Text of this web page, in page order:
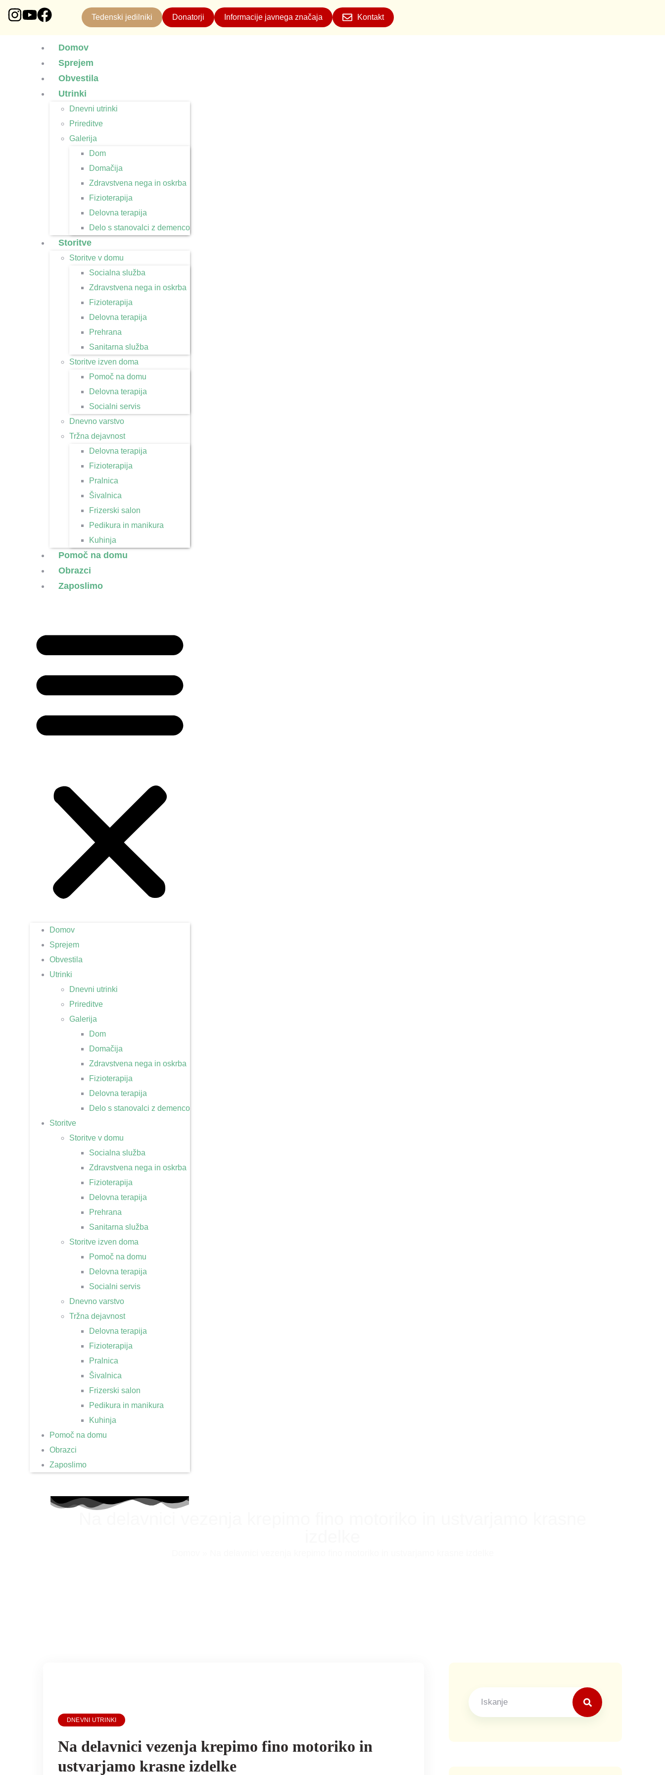
Tedenski jedilniki Donatorji Informacije javnega značaja Kontakt
Domov
Sprejem
Obvestila
Utrinki
Dnevni utrinki
Prireditve
Galerija
Dom
Domačija
Zdravstvena nega in oskrba
Fizioterapija
Delovna terapija
Delo s stanovalci z demenco
Storitve
Storitve v domu
Socialna služba
Zdravstvena nega in oskrba
Fizioterapija
Delovna terapija
Prehrana
Sanitarna služba
Storitve izven doma
Pomoč na domu
Delovna terapija
Socialni servis
Dnevno varstvo
Tržna dejavnost
Delovna terapija
Fizioterapija
Pralnica
Šivalnica
Frizerski salon
Pedikura in manikura
Kuhinja
Pomoč na domu
Obrazci
Zaposlimo
Domov
Sprejem
Obvestila
Utrinki
Dnevni utrinki
Prireditve
Galerija
Dom
Domačija
Zdravstvena nega in oskrba
Fizioterapija
Delovna terapija
Delo s stanovalci z demenco
Storitve
Storitve v domu
Socialna služba
Zdravstvena nega in oskrba
Fizioterapija
Delovna terapija
Prehrana
Sanitarna služba
Storitve izven doma
Pomoč na domu
Delovna terapija
Socialni servis
Dnevno varstvo
Tržna dejavnost
Delovna terapija
Fizioterapija
Pralnica
Šivalnica
Frizerski salon
Pedikura in manikura
Kuhinja
Pomoč na domu
Obrazci
Zaposlimo
DNEVNI UTRINKI
Na delavnici vezenja krepimo fino motoriko in
ustvarjamo krasne izdelke